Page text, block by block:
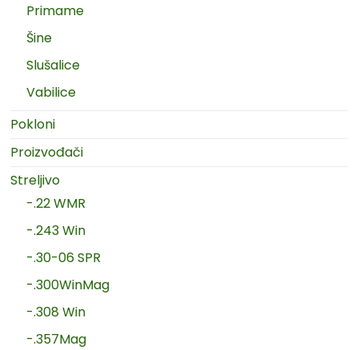
Primame
Šine
Slušalice
Vabilice
Pokloni
Proizvođači
Streljivo
-.22 WMR
-.243 Win
-.30-06 SPR
-.300WinMag
-.308 Win
-.357Mag